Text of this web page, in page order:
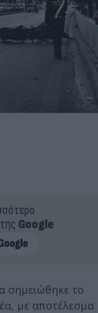
Google
σημειώθηκε το
με αποτέλεσμα